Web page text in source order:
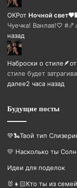
ОКРот Ночной
Чуечка! Ванлав!♡
назад
Наброски о стиле🪶от
стиле будет
далее2 часа назад
Будущие посты
💚🐍Твой тип
💛 Насколько ты
Идеи для поделок
🐰👧🏻Кто ты из